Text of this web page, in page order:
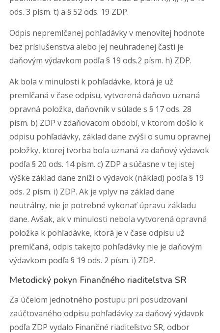
ods. 3 písm. t) a § 52 ods. 19 ZDP.
Odpis nepremlčanej pohľadávky v menovitej hodnote
bez príslušenstva alebo jej neuhradenej časti je
daňovým výdavkom podľa § 19 ods.2 písm. h) ZDP.
Ak bola v minulosti k pohľadávke, ktorá je už
premlčaná v čase odpisu, vytvorená daňovo uznaná
opravná položka, daňovník v súlade s § 17 ods. 28
písm. b) ZDP v zdaňovacom období, v ktorom došlo k
odpisu pohľadávky, základ dane zvýši o sumu opravnej
položky, ktorej tvorba bola uznaná za daňový výdavok
podľa § 20 ods. 14 písm. c) ZDP a súčasne v tej istej
výške základ dane zníži o výdavok (náklad) podľa § 19
ods. 2 písm. i) ZDP. Ak je vplyv na základ dane
neutrálny, nie je potrebné vykonať úpravu základu
dane. Avšak, ak v minulosti nebola vytvorená opravná
položka k pohľadávke, ktorá je v čase odpisu už
premlčaná, odpis takejto pohľadávky nie je daňovým
výdavkom podľa § 19 ods. 2 písm. i) ZDP.
Metodický pokyn Finančného riaditeľstva SR
Za účelom jednotného postupu pri posudzovaní
zaúčtovaného odpisu pohľadávky za daňový výdavok
podľa ZDP vydalo Finančné riaditeľstvo SR, odbor